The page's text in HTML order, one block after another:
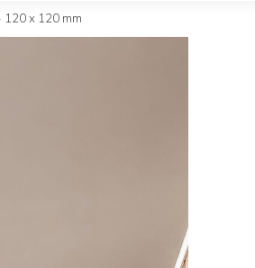
x 120 mm